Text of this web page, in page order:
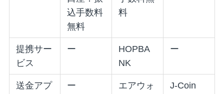
込手数料
無料
料
提携サー
ビス
ー
HOPBA
NK
ー
送金アプ
ー
エアウォ
J-Coin